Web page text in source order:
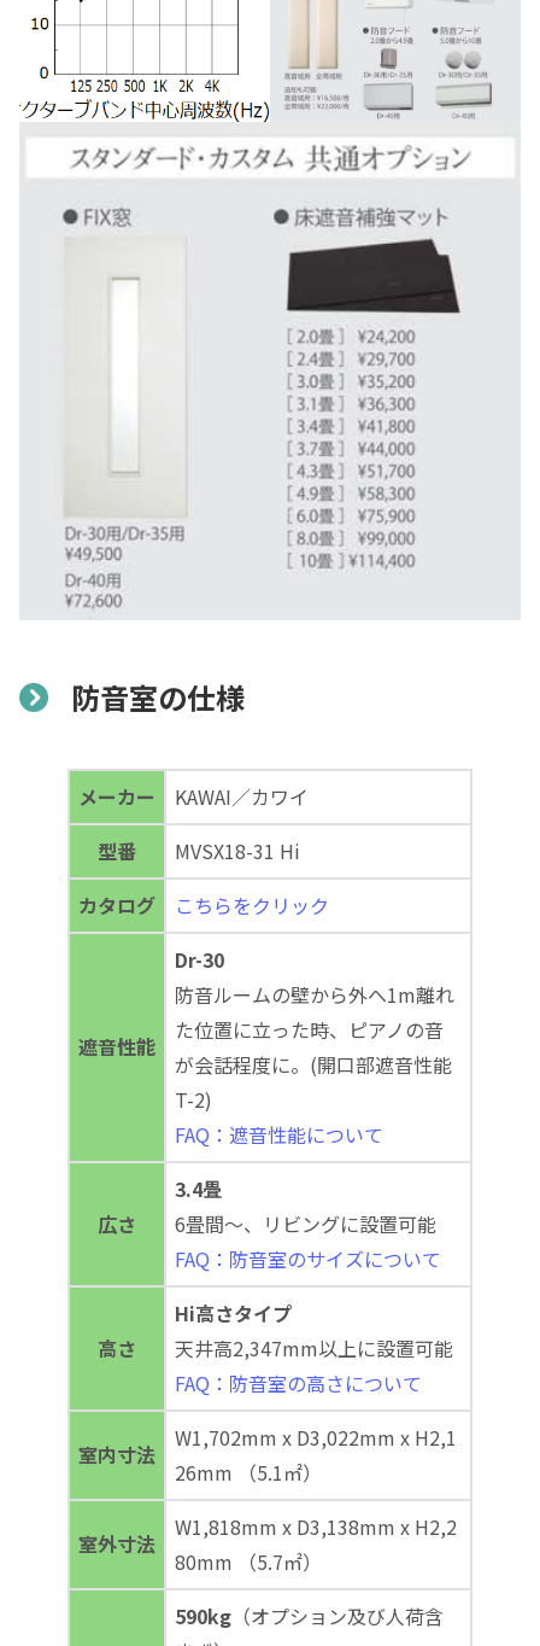
防音室の仕様
メーカー
KAWAI／カワイ
型番
MVSX18-31 Hi
カタログ
こちらをクリック
遮音性能
Dr-30
防音ルームの壁から外へ1m離れ
た位置に立った時、ピアノの音
が会話程度に。(開口部遮音性能
T-2)
FAQ：遮音性能について
広さ
3.4畳
6畳間～、リビングに設置可能
FAQ：防音室のサイズについて
高さ
Hi高さタイプ
天井高2,347mm以上に設置可能
FAQ：防音室の高さについて
室内寸法
W1,702mm x D3,022mm x H2,1
26mm （5.1㎡）
室外寸法
W1,818mm x D3,138mm x H2,2
80mm （5.7㎡）
590kg （オプション及び人荷含